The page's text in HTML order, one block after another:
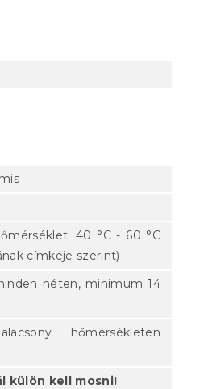
40 °C - 60 °C
címkéje szerint)
héten, minimum 14
hőmérsékleten
külön kell mosni!